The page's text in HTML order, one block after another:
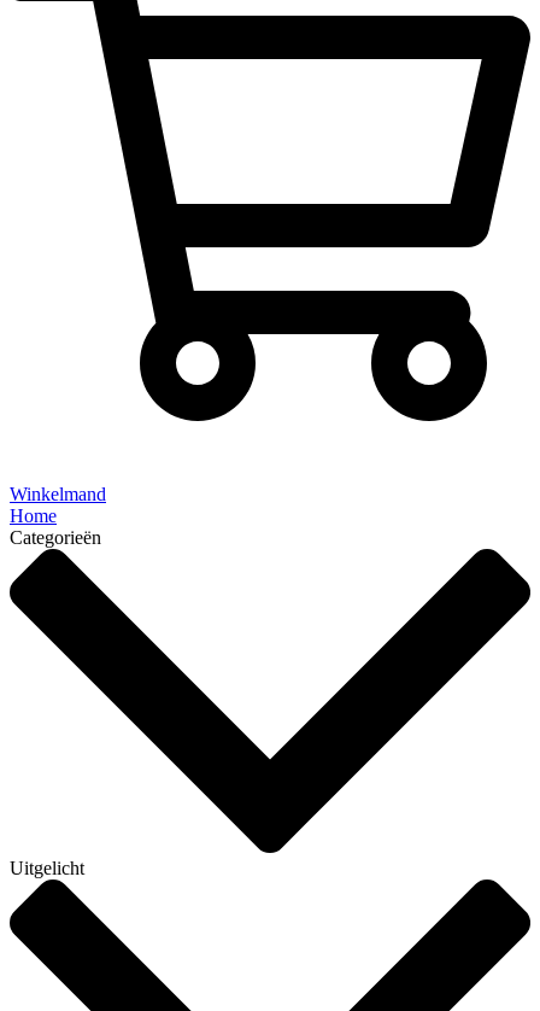
Winkelmand
Home
Categorieën
Uitgelicht